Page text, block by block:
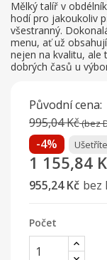
Mělký talíř v
hodí pro jakoukoliv
všestranný.
menu, ať už
nejen na kvalitu, ale
dobrých časů u
Původní cena:
995,04 Kč(bez
-4%
1 155,84
955,24 Kč bez
Počet